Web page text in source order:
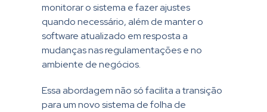
monitorar o sistema e fazer ajustes
quando necessário, além de manter o
software atualizado em resposta a
mudanças nas regulamentações e no
ambiente de negócios.
Essa abordagem não só facilita a transição
para um novo sistema de folha de